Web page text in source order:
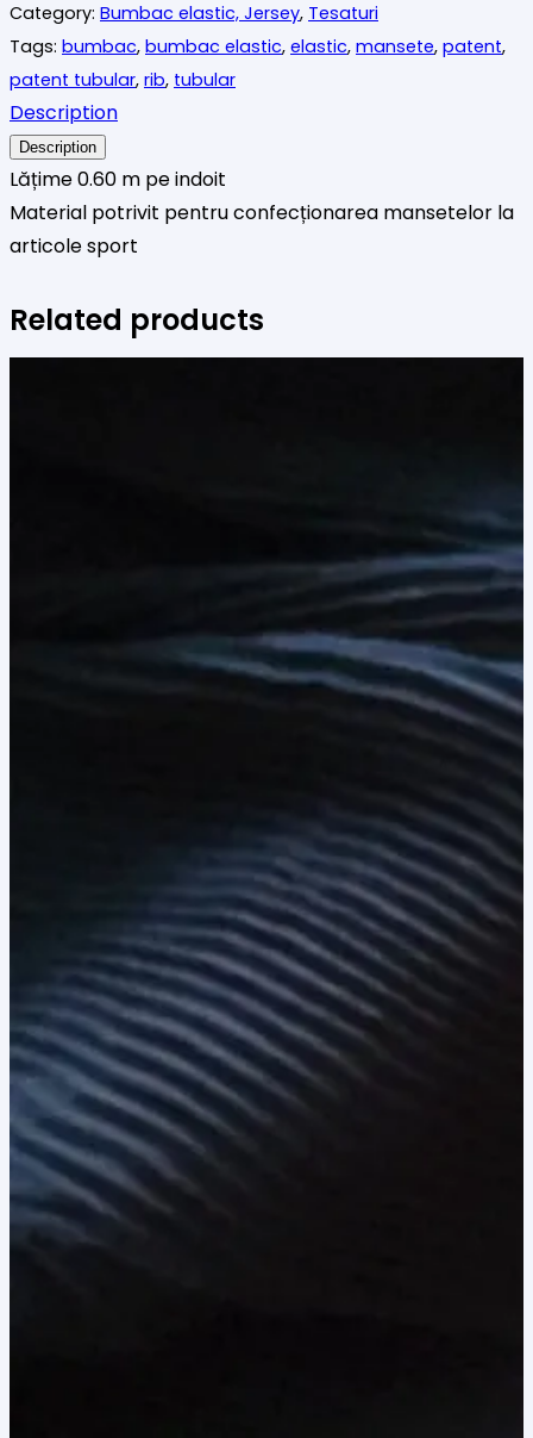
crem
Category: Bumbac elastic, Jersey, Tesaturi
Tags: bumbac, bumbac elastic, elastic, mansete, patent,
patent tubular, rib, tubular
Description
Description
Lățime 0.60 m pe indoit
Material potrivit pentru confecționarea mansetelor la
articole sport
Related products